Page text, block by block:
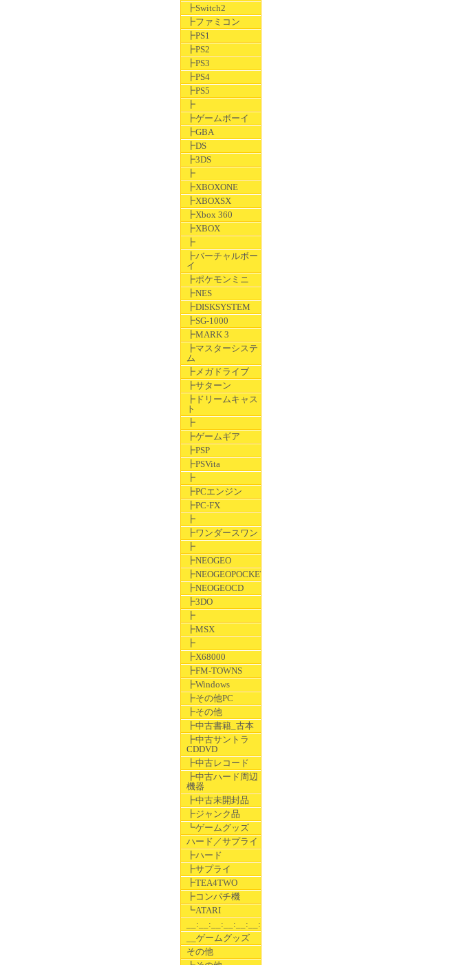
┣Switch2
┣ファミコン
┣PS1
┣PS2
┣PS3
┣PS4
┣PS5
┣
┣ゲームボーイ
┣GBA
┣DS
┣3DS
┣
┣XBOXONE
┣XBOXSX
┣Xbox 360
┣XBOX
┣
┣バーチャルボー
イ
┣ポケモンミニ
┣NES
┣DISKSYSTEM
┣SG-1000
┣MARK 3
┣マスターシステ
ム
┣メガドライブ
┣サターン
┣ドリームキャス
ト
┣
┣ゲームギア
┣PSP
┣PSVita
┣
┣PCエンジン
┣PC-FX
┣
┣ワンダースワン
┣
┣NEOGEO
┣NEOGEOPOCKET
┣NEOGEOCD
┣3DO
┣
┣MSX
┣
┣X68000
┣FM-TOWNS
┣Windows
┣その他PC
┣その他
┣中古書籍_古本
┣中古サントラ
CDDVD
┣中古レコード
┣中古ハード周辺
機器
┣中古未開封品
┣ジャンク品
┗ゲームグッズ
ハード／サプライ
┣ハード
┣サプライ
┣TEA4TWO
┣コンパチ機
┗ATARI
__:__:__:__:__:__:__
__ゲームグッズ
その他